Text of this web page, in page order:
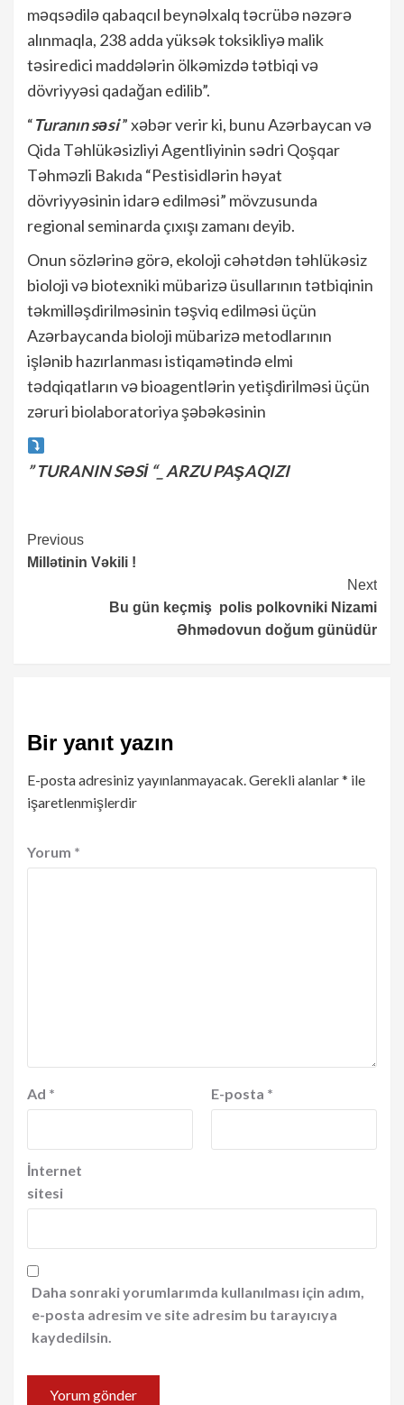
məqsədilə qabaqcıl beynəlxalq təcrübə nəzərə
alınmaqla, 238 adda yüksək toksikliyə malik
təsiredici maddələrin ölkəmizdə tətbiqi və
dövriyyəsi qadağan edilib”.
“Turanın səsi” xəbər verir ki, bunu Azərbaycan və
Qida Təhlükəsizliyi Agentliyinin sədri Qoşqar
Təhməzli Bakıda “Pestisidlərin həyat
dövriyyəsinin idarə edilməsi” mövzusunda
regional seminarda çıxışı zamanı deyib.
Onun sözlərinə görə, ekoloji cəhətdən təhlükəsiz
bioloji və biotexniki mübarizə üsullarının tətbiqinin
təkmilləşdirilməsinin təşviq edilməsi üçün
Azərbaycanda bioloji mübarizə metodlarının
işlənib hazırlanması istiqamətində elmi
tədqiqatların və bioagentlərin yetişdirilməsi üçün
zəruri biolaboratoriya şəbəkəsinin
” TURANIN SƏSİ “_ ARZU PAŞAQIZI
Continue
Reading
Previous
Millətinin Vəkili !
Next
Bu gün keçmiş polis polkovniki Nizami
Əhmədovun doğum günüdür
Bir yanıt yazın
E-posta adresiniz yayınlanmayacak. Gerekli alanlar* ile
işaretlenmişlerdir
Yorum *
Ad * E-posta *
İnternet
sitesi
Daha sonraki yorumlarımda kullanılması için adım,
e-posta adresim ve site adresim bu tarayıcıya
kaydedilsin.